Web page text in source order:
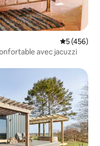
Évaluation
5 (456)
avec jacuzzi